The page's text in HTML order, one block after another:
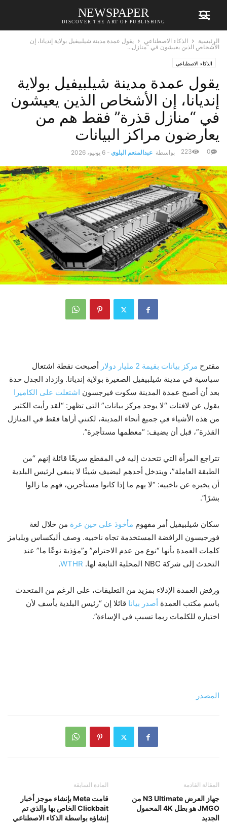
NEWSPAPER
DISCOVER THE ART OF PUBLISHING
الرئيسية الذكاء الاصطناعي
يقول عمدة مدينة شيلبيفيل بولاية إنديانا، إن
الأشخاص الذين يعيشون في “منازل...
الذكاء الاصطناعي
يقول عمدة مدينة شيلبيفيل بولاية
إنديانا، إن الأشخاص الذين يعيشون
في “منازل قذرة” فقط هم من
يعارضون مراكز البيانات
بواسطة عبدالمنعم البلوي - 6 يونيو، 2026 0
223
مقترح مركز بيانات بقيمة 2 مليار دولار
أصبحت نقطة اشتعال
سياسية في مدينة شيلبيفيل الصغيرة بولاية إنديانا. وازداد الجدل حدة
بعد أن أصبح عمدة المدينة سكوت فيرجسون اشتعلت على الكاميرا
يقول عن لافتات “لا يوجد مركز بيانات” التي تظهر: “لقد رأيت الكثير
من هذه الأشياء في جميع أنحاء المدينة، لكنني أراها فقط في المنازل
القذرة”، قبل أن يضيف: “معظمها مستأجرة”.
تتراجع المرأة التي تتحدث إليه في المقطع سريعًا قائلة إنهم “من
الطبقة العاملة”، ويتدخل أحدهم ليضيف شيئًا لا ينبغي لرئيس البلدية
أن يخبره عن ناخبيه: “لا يهم ما إذا كانوا مستأجرين، فهم ما زالوا
بشرًا”.
سكان شيلبيفيل أمر مفهوم مأخوذ على حين غرة من خلال لغة
فورجيسون الرافضة المستخدمة تجاه ناخبيه. وصف أليكساس ويليامز
كلمات العمدة بأنها “نوع من عدم الاحترام” و”مؤذية نوعًا ما” عند
التحدث إلى شركة NBC المحلية التابعة لها.
WTHR
.
ورفض العمدة الإدلاء بمزيد من التعليقات، على الرغم من المتحدث
باسم مكتب العمدة أصدر بيانا قائلا إن “رئيس البلدية يأسف لأن
اختياره للكلمات ربما تسبب في الإساءة”.
المصدر
المادة السابقة
قامت Meta بإنشاء موجز أخبار
Clickbait الخاص بها والذي تم
إنشاؤه بواسطة الذكاء الاصطناعي
المقالة القادمة
جهاز العرض N3 Ultimate من
JMGO هو بطل 4K المحمول
الجديد